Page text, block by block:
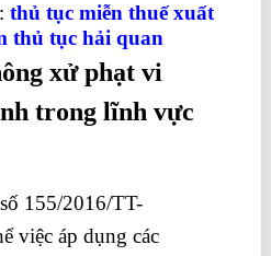
thủ tục miễn thuế xuất
thủ tục hải quan
xử phạt vi
trong lĩnh vực
155/2016/TT-
việc áp dụng các